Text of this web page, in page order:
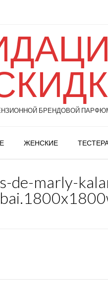
БРЕНДОВОЙ
ЖЕНСКИЕ
de-marly-